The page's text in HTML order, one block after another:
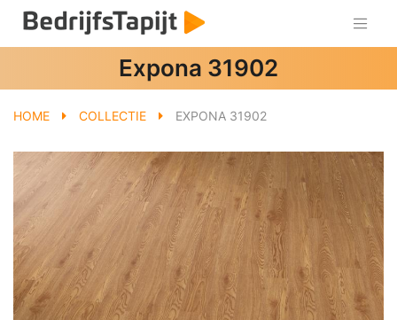
Expona 31902
HOME COLLECTIE EXPONA 31902